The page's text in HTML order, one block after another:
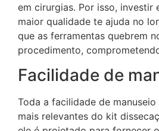
em cirurgias. Por isso, investir
maior qualidade te ajuda no
que as ferramentas quebrem
procedimento,
Facilidade de
Toda a facilidade de
mais relevantes do kit